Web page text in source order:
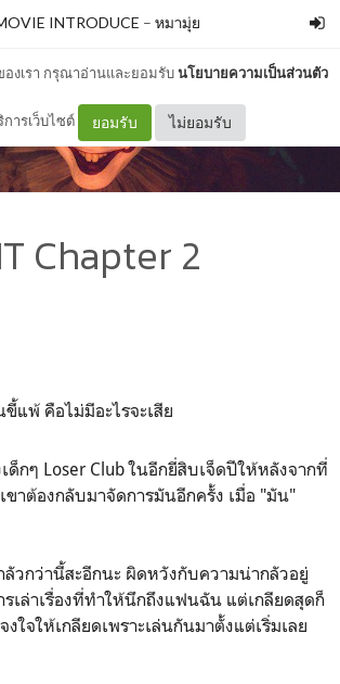
องเรา กรุณาอ่านและยอมรับนโยบายความเป็นส่วนตัว
การเว็บไซต์ ยอมรับ ไม่ยอมรับ
INTRODUCE – หมามุ่ย
Chapter 2
แพ้ คือไม่มีอะไรจะเสีย
ด็กๆ Loser Club ในอีกยี่สิบเจ็ดปีให้หลังจากที่
ขาต้องกลับมาจัดการมันอีกครั้ง เมื่อ "มัน"
วกว่านี้สะอีกนะ ผิดหวังกับความน่ากลัวอยู่
เล่าเรื่องที่ทำให้นึกถึงแฟนฉัน แต่เกลียดสุดก็
ใจให้เกลียดเพราะเล่นกันมาตั้งแต่เริ่มเลย